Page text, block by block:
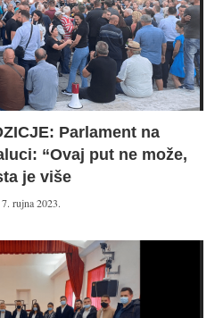
Parlament na
“Ovaj put ne može,
je više
7. rujna 2023.